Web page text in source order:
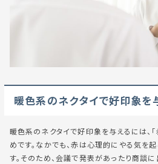
暖色系のネクタイで好印象を
暖色系のネクタイで好印象を与えるには、「
めです。なかでも、赤は心理的にやる気を
す。そのため、会議で発表があったり商談に